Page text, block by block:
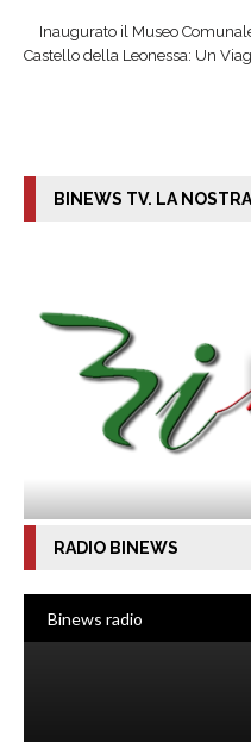
Inaugurato il Museo
Castello della Leonessa: Un
BINEWS TV. LA
RADIO BINEWS